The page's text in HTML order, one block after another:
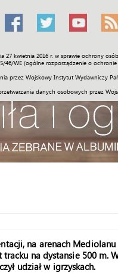
27 kwietnia 2016 r. w sprawie ochrony
46/WE (ogólne rozporządzenie o ochronie
przez Wojskowy Instytut Wydawniczy
danych osobowych przez
Sport Historia
na arenach Mediolanu
na dystansie 500 m.
udział w igrzyskach.